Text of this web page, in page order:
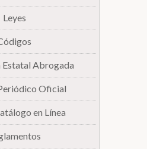
Leyes
Estatal Abrogada
Oficial
en Línea